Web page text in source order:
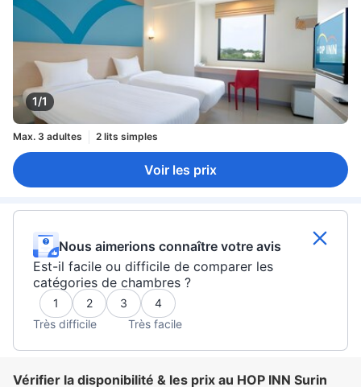
1/1
Max. 3 adultes 2 lits simples
Voir les prix
Nous aimerions connaître votre avis
Est-il facile ou difficile de comparer les
catégories de chambres ?
1 2 3
4
Très difficile
Très facile
Vérifier la disponibilité & les prix au HOP INN Surin